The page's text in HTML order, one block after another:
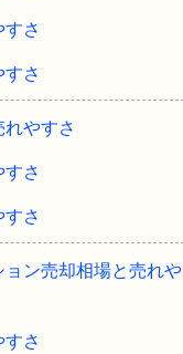
さ
さ
やすさ
さ
さ
ン売却相場と売れや
さ